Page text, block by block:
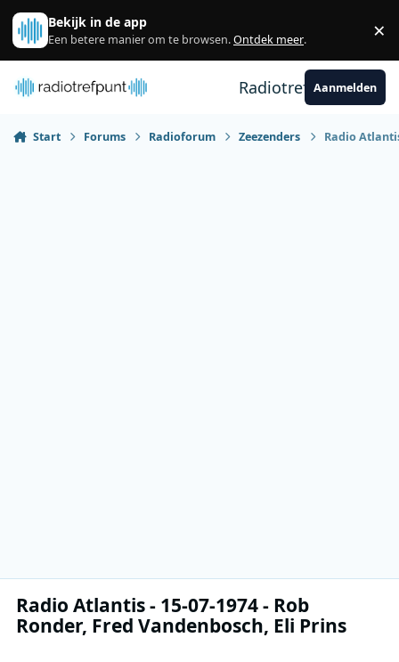
Spring naar bijdragen
Bekijk in de app
Een betere manier om te browsen.Ontdek meer. ×
RadiotrefpuntAanmelden
Start Forums Radioforum Zeezenders Radio
Radio Atlantis - 15-07-1974 - Rob
Ronder, Fred Vandenbosch, Eli Prins